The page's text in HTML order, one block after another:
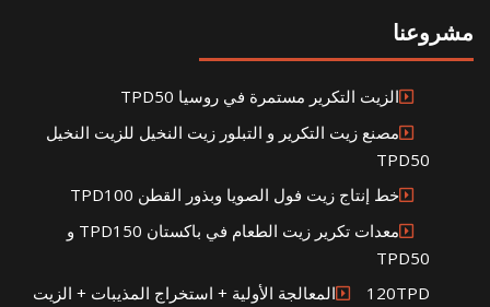
مشروعنا
الزيت التكرير مستمرة في روسيا TPD50
مصنع زيت التكرير و التبلور زيت النخيل للزيت النخيل
TPD50
خط إنتاج زيت فول الصويا وبذور القطن TPD100
معدات تكرير زيت الطعام في باكستان TPD150 و
TPD50
120TPDالمعالجة الأولية + استخراج المذيبات + الزيت